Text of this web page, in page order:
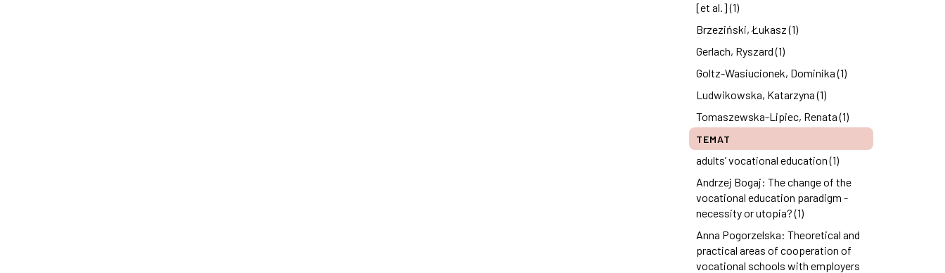
[et al.] (1)
Brzeziński, Łukasz (1)
Gerlach, Ryszard (1)
Goltz-Wasiucionek, Dominika (1)
Ludwikowska, Katarzyna (1)
Tomaszewska-Lipiec, Renata (1)
TEMAT
adults’ vocational education (1)
Andrzej Bogaj: The change of the
vocational education paradigm -
necessity or utopia? (1)
Anna Pogorzelska: Theoretical and
practical areas of cooperation of
vocational schools with employers